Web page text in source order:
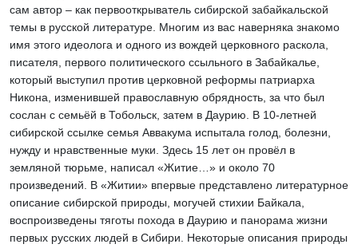
сам автор – как первооткрыватель сибирской забайкальской
темы в русской литературе. Многим из вас наверняка знакомо
имя этого идеолога и одного из вождей церковного раскола,
писателя, первого политического ссыльного в Забайкалье,
который выступил против церковной реформы патриарха
Никона, изменившей православную обрядность, за что был
сослан с семьёй в Тобольск, затем в Даурию. В 10-летней
сибирской ссылке семья Аввакума испытала голод, болезни,
нужду и нравственные муки. Здесь 15 лет он провёл в
земляной тюрьме, написал «Житие…» и около 70
произведений. В «Житии» впервые представлено литературное
описание сибирской природы, могучей стихии Байкала,
воспроизведены тяготы похода в Даурию и панорама жизни
первых русских людей в Сибири. Некоторые описания природы